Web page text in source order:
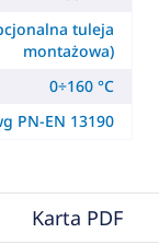
tuleja
montażowa)
0÷160 °C
PN-EN 13190
Karta PDF